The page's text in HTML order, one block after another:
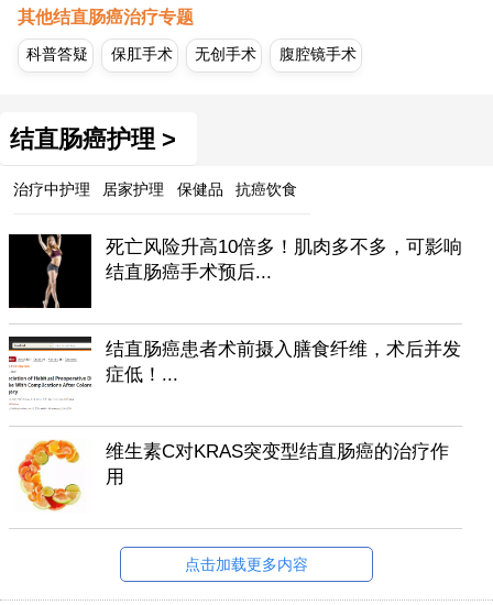
其他结直肠癌治疗专题
科普答疑 保肛手术 无创手术 腹腔镜手术
结直肠癌护理 >
治疗中护理 居家护理 保健品 抗癌饮食
死亡风险升高10倍多！肌肉多不多，可影响
结直肠癌手术预后...
结直肠癌患者术前摄入膳食纤维，术后并发
症低！...
维生素C对KRAS突变型结直肠癌的治疗作
用
点击加载更多内容